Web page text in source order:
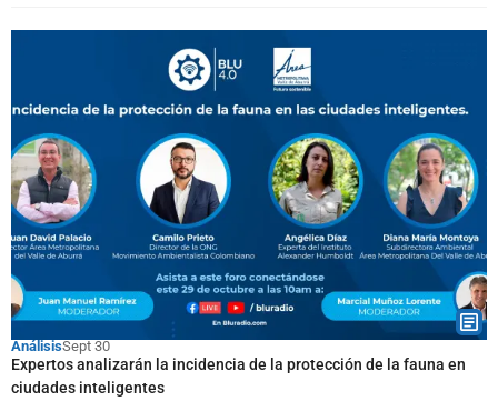
AnálisisSept 30
Expertos analizarán la incidencia de la protección de la fauna en
ciudades inteligentes